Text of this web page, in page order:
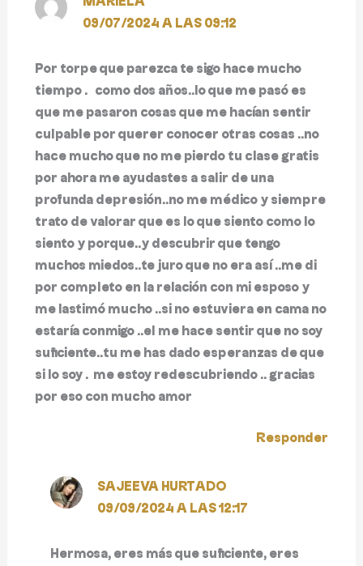
09/07/2024 A LAS 09:12
Por torpe que parezca te sigo hace mucho
tiempo … como dos años..lo que me pasó es
que me pasaron cosas que me hacían sentir
culpable por querer conocer otras cosas ..no
hace mucho que no me pierdo tu clase gratis
por ahora me ayudastes a salir de una
profunda depresión..no me médico y siempre
trato de valorar que es lo que siento como lo
siento y porque..y descubrir que tengo
muchos miedos..te juro que no era así ..me di
por completo en la relación con mi esposo y
me lastimó mucho ..si no estuviera en cama no
estaría conmigo ..el me hace sentir que no soy
suficiente..tu me has dado esperanzas de que
si lo soy …me estoy redescubriendo .. gracias
por eso con mucho amor
Responder
SAJEEVA HURTADO
09/09/2024 A LAS 12:17
Hermosa, eres más que suficiente, eres